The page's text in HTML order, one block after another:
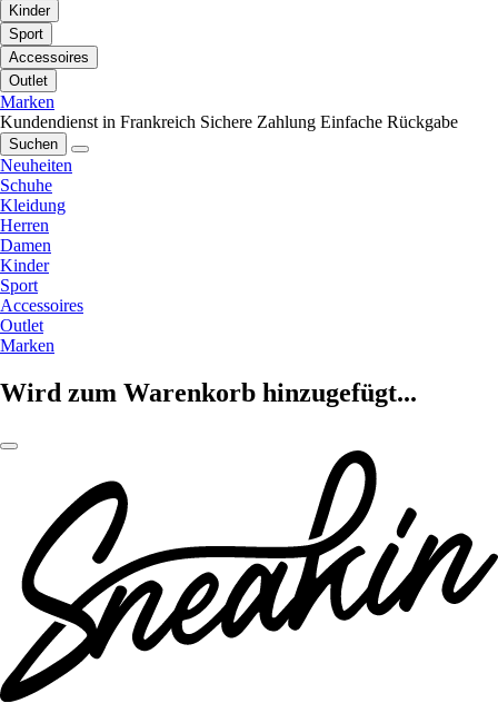
Kinder
Sport
Accessoires
Outlet
Marken
Kundendienst in Frankreich Sichere Zahlung Einfache Rückgabe
Suchen
Neuheiten
Schuhe
Kleidung
Herren
Damen
Kinder
Sport
Accessoires
Outlet
Marken
Wird zum Warenkorb hinzugefügt...